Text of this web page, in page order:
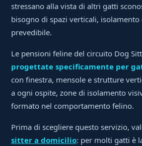
stressano alla vista di altri gatti
bisogno di spazi verticali,
prevedibile.
Le pensioni feline del circuito Dog
progettate specificamente per
con finestra, mensole e strutture
a ogni ospite, zone di isolamento
formato nel comportamento felino.
Prima di scegliere questo servizio,
sitter a domicilio: per molti gatti è